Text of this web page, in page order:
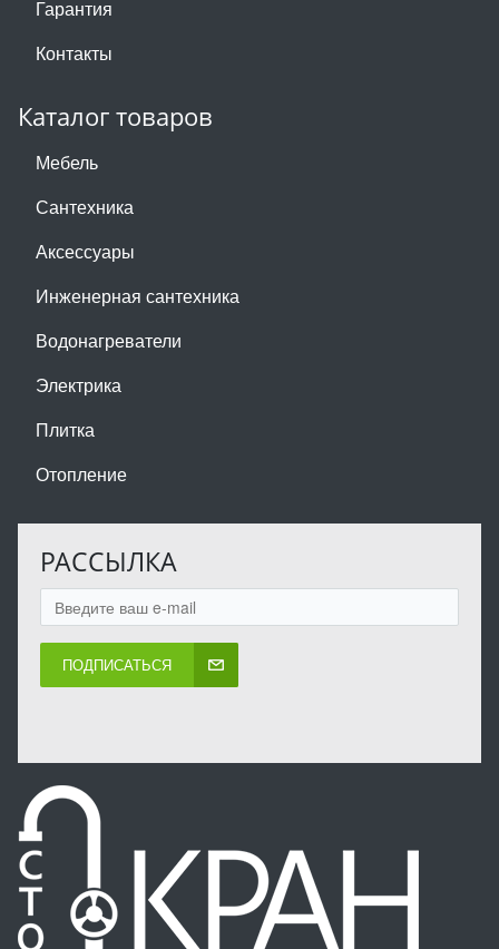
Гарантия
Контакты
Каталог товаров
Мебель
Сантехника
Аксессуары
Инженерная сантехника
Водонагреватели
Электрика
Плитка
Отопление
РАССЫЛКА
ПОДПИСАТЬСЯ